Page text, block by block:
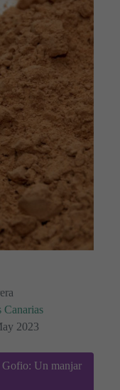
Canarias
2023
Gofio: Un manjar